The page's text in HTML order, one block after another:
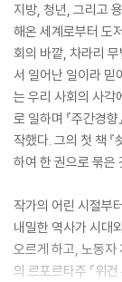
지방, 청년, 그리고
해온 세계로부터 도
회의 바깥, 차라리
서 일어난 일이라 믿
는 우리 사회의 사각
로 일하며 『주간경향
작했다. 그의 첫 책
하여 한 권으로 묶은
작가의 어린 시절부
내밀한 역사가 시대
오르게 하고, 노동자
의 르포르타주 『위